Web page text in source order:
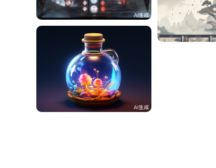
李果 0
李果